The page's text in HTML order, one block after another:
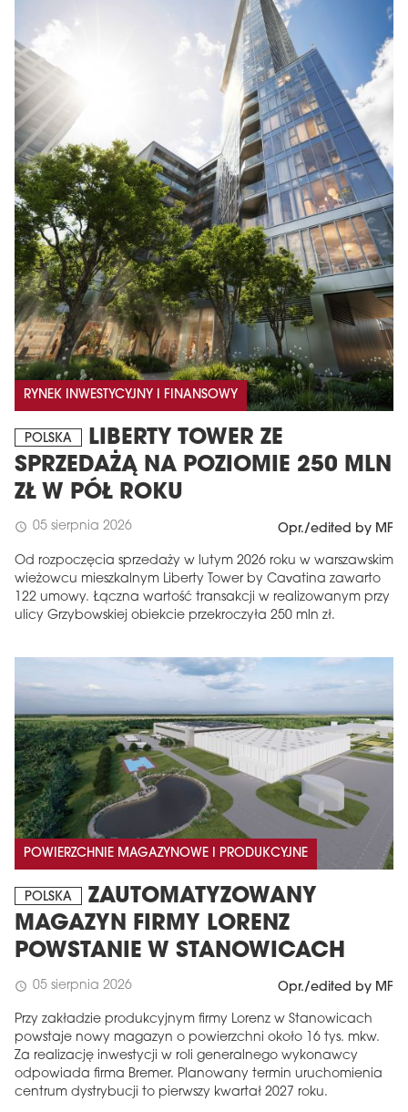
RYNEK INWESTYCYJNY I FINANSOWY
POLSKA
LIBERTY TOWER ZE
SPRZEDAŻĄ NA POZIOMIE 250 MLN
ZŁ W PÓŁ ROKU
schedule 05 sierpnia 2026 Opr./edited by MF
Od rozpoczęcia sprzedaży w lutym 2026 roku w warszawskim
wieżowcu mieszkalnym Liberty Tower by Cavatina zawarto
122 umowy. Łączna wartość transakcji w realizowanym przy
ulicy Grzybowskiej obiekcie przekroczyła 250 mln zł.
POWIERZCHNIE MAGAZYNOWE I PRODUKCYJNE
POLSKA
ZAUTOMATYZOWANY
MAGAZYN FIRMY LORENZ
POWSTANIE W STANOWICACH
schedule 05 sierpnia 2026 Opr./edited by MF
Przy zakładzie produkcyjnym firmy Lorenz w Stanowicach
powstaje nowy magazyn o powierzchni około 16 tys. mkw.
Za realizację inwestycji w roli generalnego wykonawcy
odpowiada firma Bremer. Planowany termin uruchomienia
centrum dystrybucji to pierwszy kwartał 2027 roku.